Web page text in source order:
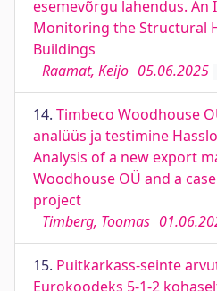
esemevõrgu lahendus. An
Monitoring the Structural
Buildings
Raamat, Keijo 05.06.2025
14. Timbeco Woodhouse
analüüs ja testimine
Analysis of a new export
Woodhouse OÜ and a
project
Timberg, Toomas
15. Puitkarkass-seinte
Eurokoodeks 5-1-2